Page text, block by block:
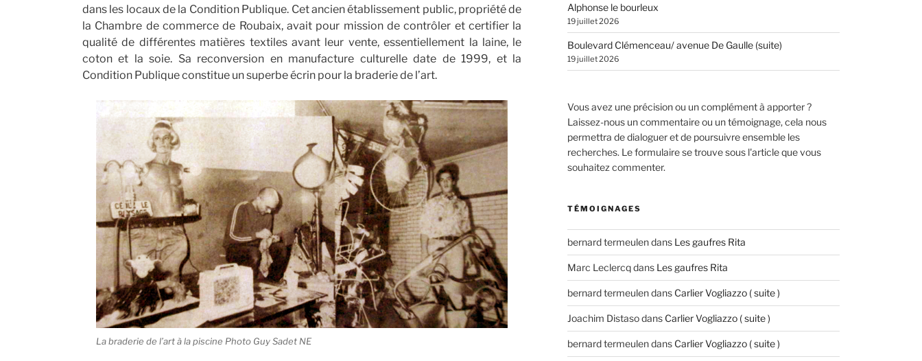
dans les locaux de la Condition Publique. Cet ancien établissement public, propriété de
la Chambre de commerce de Roubaix, avait pour mission de contrôler et certifier la
qualité de différentes matières textiles avant leur vente, essentiellement la laine, le
coton et la soie. Sa reconversion en manufacture culturelle date de 1999, et la
Condition Publique constitue un superbe écrin pour la braderie de l’art.
La braderie de l’art à la piscine Photo Guy Sadet NE
Alphonse le bourleux
19 juillet 2026
Boulevard Clémenceau/ avenue De Gaulle (suite)
19 juillet 2026
Vous avez une précision ou un complément à apporter ?
Laissez-nous un commentaire ou un témoignage, cela nous
permettra de dialoguer et de poursuivre ensemble les
recherches. Le formulaire se trouve sous l'article que vous
souhaitez commenter.
TÉMOIGNAGES
bernard termeulendans Les gaufres Rita
Marc Leclercqdans Les gaufres Rita
bernard termeulendans Carlier Vogliazzo ( suite )
Joachim Distasodans Carlier Vogliazzo ( suite )
bernard termeulendans Carlier Vogliazzo ( suite )